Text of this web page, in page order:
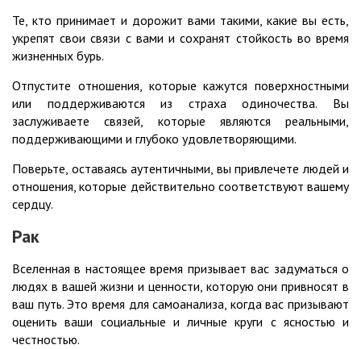
Те, кто принимает и дорожит вами такими, какие вы есть,
укрепят свои связи с вами и сохранят стойкость во время
жизненных бурь.
Отпустите отношения, которые кажутся поверхностными
или поддерживаются из страха одиночества. Вы
заслуживаете связей, которые являются реальными,
поддерживающими и глубоко удовлетворяющими.
Поверьте, оставаясь аутентичными, вы привлечете людей и
отношения, которые действительно соответствуют вашему
сердцу.
Рак
Вселенная в настоящее время призывает вас задуматься о
людях в вашей жизни и ценности, которую они привносят в
ваш путь. Это время для самоанализа, когда вас призывают
оценить ваши социальные и личные круги с ясностью и
честностью.